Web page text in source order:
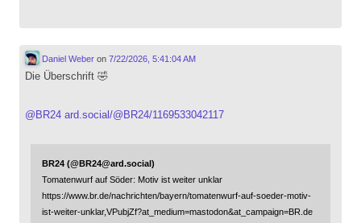
Daniel Weberon 7/22/2026, 5:41:04 AM
Die Überschrift 🤣
@ BR24 ard.social/@BR24/1169533042117
BR24 (@BR24@ard.social)
Tomatenwurf auf Söder: Motiv ist weiter unklar
https://www.br.de/nachrichten/bayern/tomatenwurf-auf-soeder-motiv-
ist-weiter-unklar,VPubjZf?at_medium=mastodon&at_campaign=BR.de